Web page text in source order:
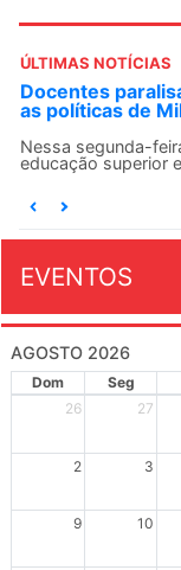
ÚLTIMAS NOTÍCIAS
Docentes
as políticas de
Nessa segunda-
educação superior
EVENTOS
AGOSTO 2026
Dom Seg
26
27
2 3
9 10